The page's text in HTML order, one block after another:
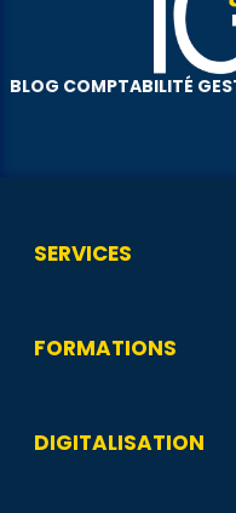
BLOG COMPTABILITÉ
SERVICES
FORMATIONS
DIGITALISATION